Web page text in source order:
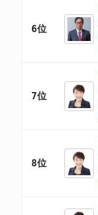
6位
7位
8位